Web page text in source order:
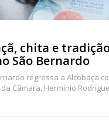
chita e
São Bernardo
regressa a Alcobaça
Câmara, Hermínio